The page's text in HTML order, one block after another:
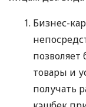
Бизнес-
позволяет
товары и
получать